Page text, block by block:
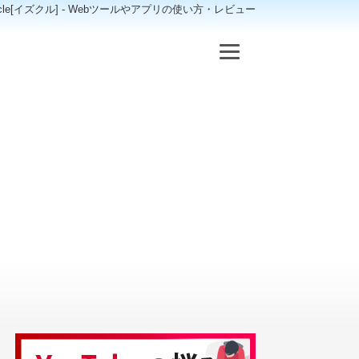
イズクル] - Webツールやアプリの使い方・レビュー